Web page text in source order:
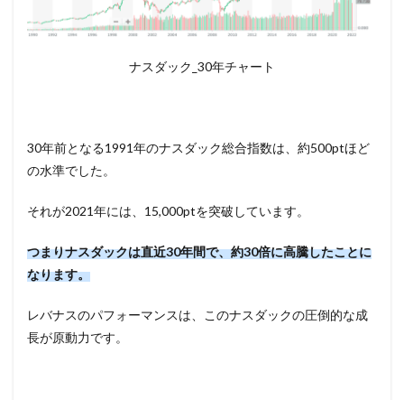
ナスダック_30年チャート
30年前となる1991年のナスダック総合指数は、約500ptほど
の水準でした。
それが2021年には、15,000ptを突破しています。
つまりナスダックは直近30年間で、約30倍に高騰したことに
なります。
レバナスのパフォーマンスは、このナスダックの圧倒的な成
長が原動力です。